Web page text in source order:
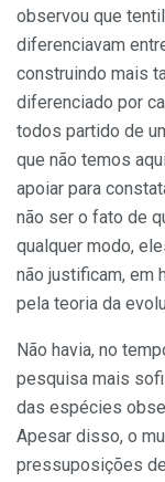
observou que
diferenciavam
constru­indo mais
diferenciado por
todos partido de
que não temos
apoiar para
não ser o fato de
qualquer modo,
não justificam, em
pela teoria da
Não havia, no
pesquisa mais
das espécies
Apesar disso, o
pressuposições